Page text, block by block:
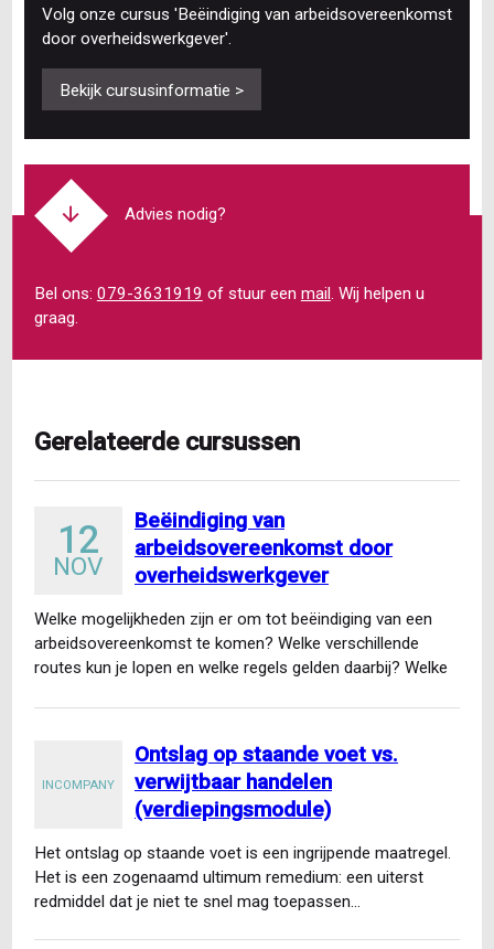
Volg onze cursus 'Beëindiging van arbeidsovereenkomst
door overheidswerkgever'.
Bekijk cursusinformatie >
Advies nodig?
Bel ons: 079-3631919 of stuur een mail . Wij helpen u
graag.
Gerelateerde cursussen
12
NOV
Beëindiging van
arbeidsovereenkomst door
overheidswerkgever
Welke mogelijkheden zijn er om tot beëindiging van een
arbeidsovereenkomst te komen? Welke verschillende
routes kun je lopen en welke regels gelden daarbij? Welke
INCOMPANY
Ontslag op staande voet vs.
verwijtbaar handelen
(verdiepingsmodule)
Het ontslag op staande voet is een ingrijpende maatregel.
Het is een zogenaamd ultimum remedium: een uiterst
redmiddel dat je niet te snel mag toepassen…